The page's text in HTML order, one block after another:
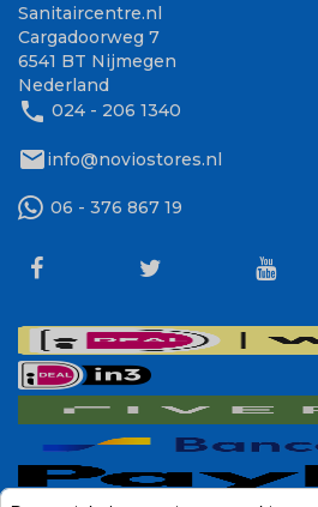
Sanitaircentre.nl
Cargadoorweg 7
6541 BT Nijmegen
Nederland
phone 024 - 206 1340
mailinfo@noviostores.nl
06 - 376 867 19